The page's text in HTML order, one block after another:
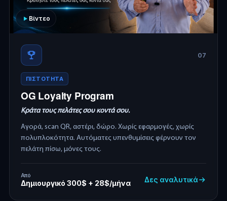
Βίντεο
07
ΠΙΣΤΟΤΗΤΑ
OG Loyalty Program
Κράτα τους πελάτες σου κοντά σου.
Αγορά, scan QR, αστέρι, δώρο. Χωρίς εφαρμογές, χωρίς
πολυπλοκότητα. Αυτόματες υπενθυμίσεις φέρνουν τον
πελάτη πίσω, μόνες τους.
Από
Δημιουργικό 300$ + 28$/μήνα Δες αναλυτικά